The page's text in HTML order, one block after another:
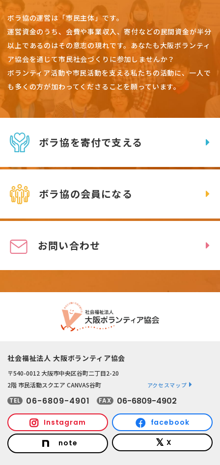
ボラ協の運営は「市民主体」です。
運営資金のうち、会費や事業収入、寄付などの民間資金が半分
以上であるのはその意志の現れです。 あなたも大阪ボランティ
ア協会を通じて市民社会づくりに参加しませんか？
ボランティア活動や市民活動を支える私たちの活動に、一人で
も多くの方が加わってくださることを願っています。
ボラ協を寄付で支える
ボラ協の会員になる
お問い合わせ
社会福祉法人 大阪ボランティア協会
〒540-0012 大阪市中央区谷町二丁目2-20
2階 市民活動スクエア CANVAS谷町
アクセスマップ
TEL 06-6809-4901 FAX 06-6809-4902
Instagram facebook
note X